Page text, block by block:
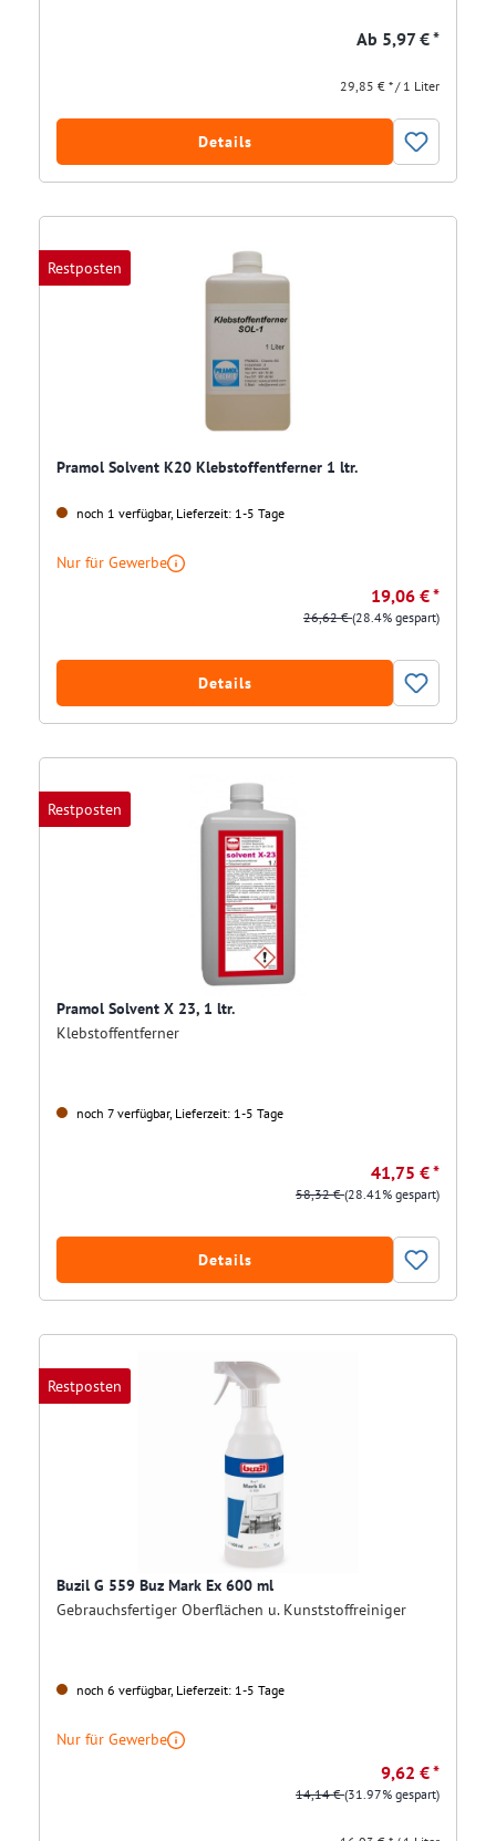
Ab 5,97 € *
29,85 € * / 1 Liter
Details
Restposten
Pramol Solvent K20 Klebstoffentferner 1 ltr.
noch 1 verfügbar, Lieferzeit: 1-5 Tage
Nur für Gewerbe
19,06 € *
26,62 €(28.4% gespart)
Details
Restposten
Pramol Solvent X 23, 1 ltr.
Klebstoffentferner
noch 7 verfügbar, Lieferzeit: 1-5 Tage
41,75 € *
58,32 €(28.41% gespart)
Details
Restposten
Buzil G 559 Buz Mark Ex 600 ml
Gebrauchsfertiger Oberflächen u. Kunststoffreiniger
noch 6 verfügbar, Lieferzeit: 1-5 Tage
Nur für Gewerbe
9,62 € *
14,14 €(31.97% gespart)